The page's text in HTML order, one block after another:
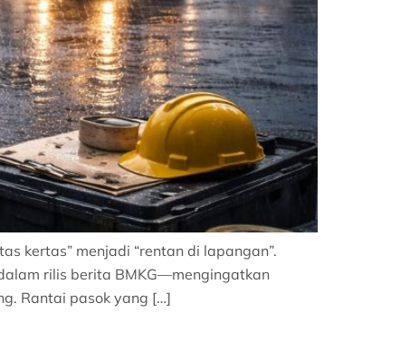
kertas” menjadi “rentan di lapangan”.
rilis berita BMKG—mengingatkan
Rantai pasok yang […]